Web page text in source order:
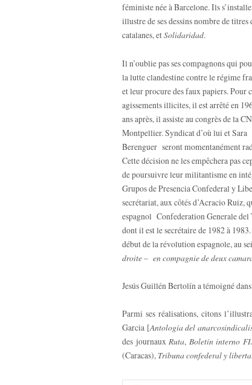
féministe née à Barcelone. Ils
illustre de ses dessins nombre de
catalanes, etSolidaridad.
Il n’oublie pas ses compagnons qui
la lutte clandestine contre le régime
et leur procure des faux papiers. Pour
agissements illicites, il est arrêté en
ans après, il assiste au congrès de la
Montpellier. Syndicat d’où lui et Sara
Berenguer seront momentanément
Cette décision ne les empêchera pas
de poursuivre leur militantisme en
Grupos de Presencia Confederal y
secrétariat, aux côtés d’Acracio Ruiz,
espagnol Confederation Generale
dont il est le secrétaire de 1982 à
début de la révolution espagnole, au
droite – en compagnie de deux
Jesús Guillén Bertolín a témoigné
Parmi ses réalisations, citons
Garcia [Antología del
des journauxRuta, Boletín interno
(Caracas), Tribuna confederal y